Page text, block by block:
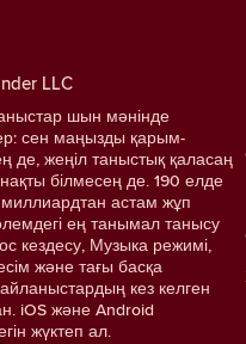
LLC
шын мәнінде
сен маңызды қарым-
де, жеңіл таныстық қаласаң
білмесең де. 190 елде
миллиардтан астам жұп
ең танымал танысу
кездесу, Музыка режимі,
және тағы басқа
кез келген
iOS және Android
жүктеп ал.